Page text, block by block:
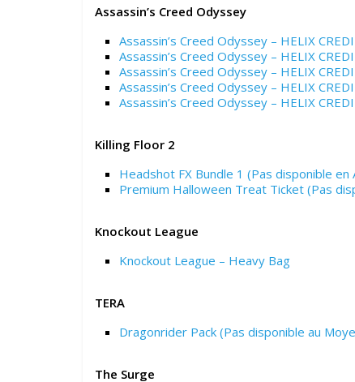
Assassin’s Creed Odyssey
Assassin’s Creed Odyssey – HELIX
Assassin’s Creed Odyssey – HELIX
Assassin’s Creed Odyssey – HELIX
Assassin’s Creed Odyssey – HELIX
Assassin’s Creed Odyssey – HELIX
Killing Floor 2
Headshot FX Bundle 1 (Pas disponible en
Premium Halloween Treat Ticket (Pas
Knockout League
Knockout League – Heavy Bag
TERA
Dragonrider Pack (Pas disponible au
The Surge